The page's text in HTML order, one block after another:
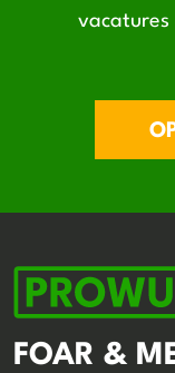
vacatures
FOAR &